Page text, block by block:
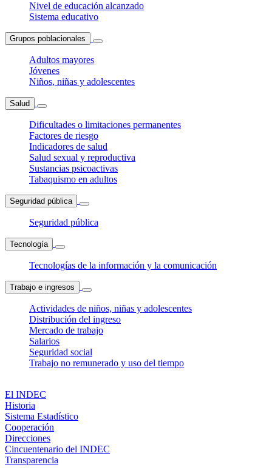
Nivel de educación alcanzado
Sistema educativo
Grupos poblacionales
Adultos mayores
Jóvenes
Niños, niñas y adolescentes
Salud
Dificultades o limitaciones permanentes
Factores de riesgo
Indicadores de salud
Salud sexual y reproductiva
Sustancias psicoactivas
Tabaquismo en adultos
Seguridad pública
Seguridad pública
Tecnología
Tecnologías de la información y la comunicación
Trabajo e ingresos
Actividades de niños, niñas y adolescentes
Distribución del ingreso
Mercado de trabajo
Salarios
Seguridad social
Trabajo no remunerado y uso del tiempo
El INDEC
Historia
Sistema Estadístico
Cooperación
Direcciones
Cincuentenario del INDEC
Transparencia